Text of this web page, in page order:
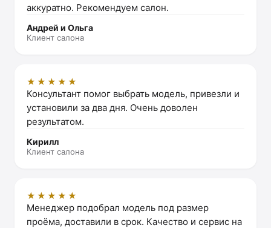
аккуратно. Рекомендуем салон.
Андрей и Ольга
Клиент салона
★★★★★
Консультант помог выбрать модель, привезли и
установили за два дня. Очень доволен
результатом.
Кирилл
Клиент салона
★★★★★
Менеджер подобрал модель под размер
проёма, доставили в срок. Качество и сервис на